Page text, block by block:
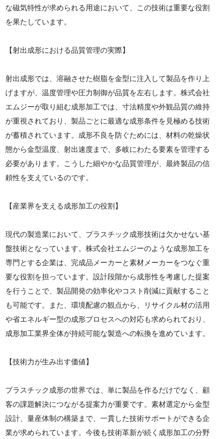
な磁気特性が求められる用途において、この技術は重要な役割
を果たしています。
【射出成形における品質管理の実際】
射出成形では、溶融させた樹脂を金型に注入して製品を作り上
げますが、温度管理や圧力制御が品質を左右します。株式会社
エムジーが取り組む成形加工では、寸法精度や外観品質の維持
が重視されており、製品ごとに最適な成形条件を見極める技術
が蓄積されています。成形不良を防ぐためには、材料の乾燥状
態から金型温度、射出速度まで、多岐にわたる要素を管理する
必要があります。こうした細やかな品質管理が、最終製品の信
頼性を支えているのです。
【産業界を支える成形加工の役割】
現代の製造業において、プラスチック成形技術は欠かせない基
盤技術となっています。株式会社エムジーのような成形加工を
専門とする企業は、完成品メーカーと素材メーカーをつなぐ重
要な役割を担っています。設計段階から成形性を考慮した提案
を行うことで、製品開発の効率化やコスト削減に貢献すること
も可能です。また、環境配慮の観点から、リサイクル材の活用
や省エネルギー型の成形プロセスへの対応も求められており、
成形加工業界全体が持続可能な製造への転換を進めています。
【技術力が生み出す価値】
プラスチック成形の世界では、単に製品を作るだけでなく、顧
客の課題解決につながる提案力が重要です。素材選定から金型
設計、量産体制の構築まで、一貫した技術サポートができる企
業が求められています。今後も技術革新が続く成形加工の分野